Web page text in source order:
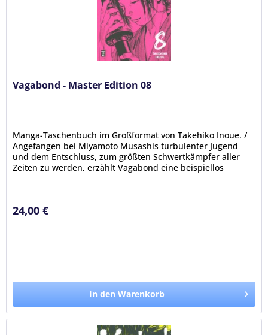
Vagabond - Master Edition 08
Manga-Taschenbuch im Großformat von Takehiko Inoue. /
Angefangen bei Miyamoto Musashis turbulenter Jugend
und dem Entschluss, zum größten Schwertkämpfer aller
Zeiten zu werden, erzählt Vagabond eine beispiellos
24,00 €
In den Warenkorb